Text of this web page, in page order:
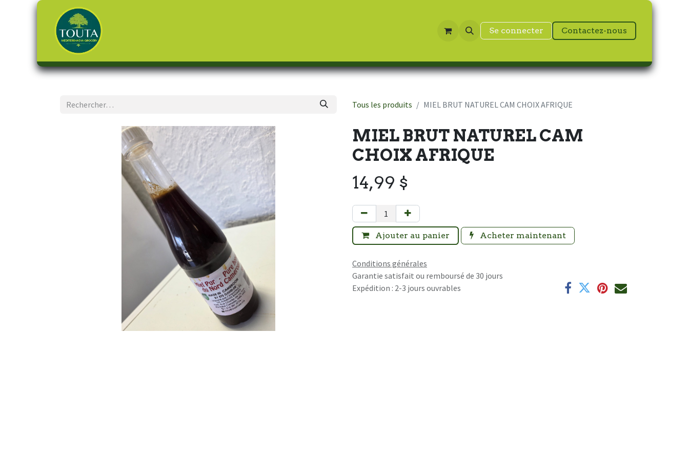
Se connecter Contactez-nous
Tous les produits MIEL BRUT NATUREL CAM CHOIX AFRIQUE
MIEL BRUT NATUREL CAM
CHOIX AFRIQUE
14,99 $
Ajouter au panier Acheter maintenant
Conditions générales
Garantie satisfait ou remboursé de 30 jours
Expédition : 2-3 jours ouvrables